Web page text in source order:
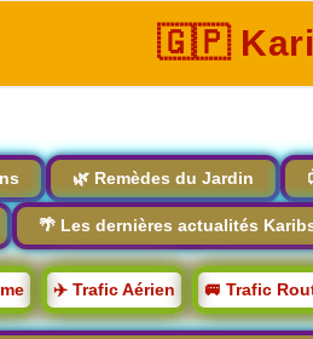
🇬🇵
🌿 Remèdes du Jardin
🌴 Les dernières actualités
✈️ Trafic Aérien 🚐 Trafic